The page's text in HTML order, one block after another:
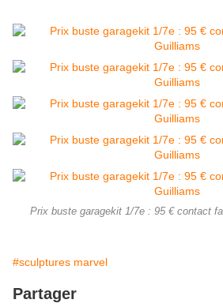
Prix buste garagekit 1/7e : 95 € contact
#sculptures marvel
Partager